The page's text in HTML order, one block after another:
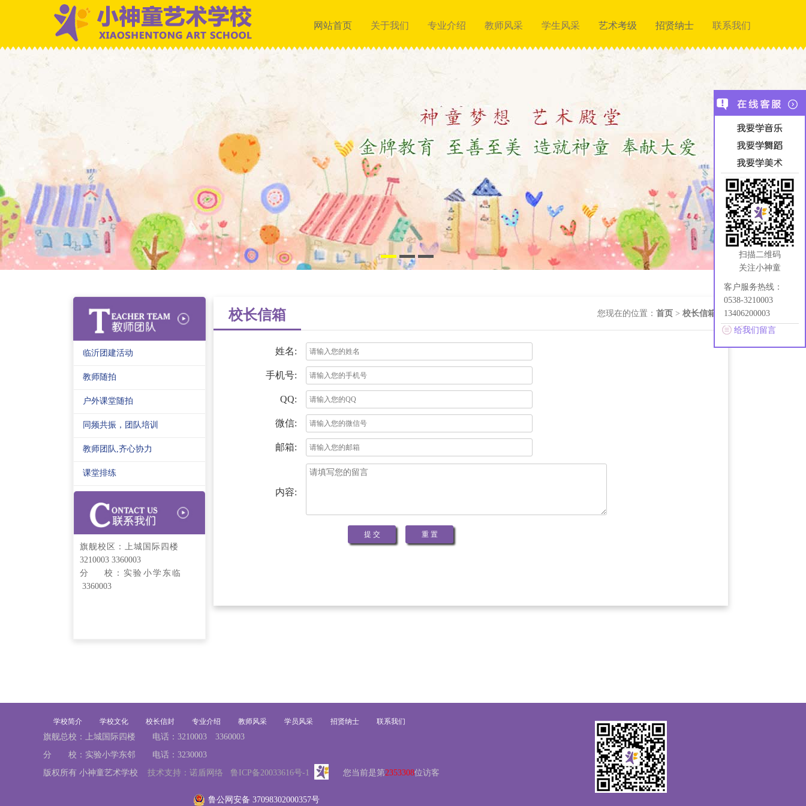
网站首页 关于我们 专业介绍 教师风采 学生风采 艺术考级 招贤纳士 联系我们
临沂团建活动
教师随拍
户外课堂随拍
同频共振，团队培训
教师团队,齐心协力
课堂排练
旗舰校区：上城国际四楼
3210003 3360003
分 校：实验小学东临
3360003
校长信箱 您现在的位置：首页 >校长信箱
姓名:
手机号:
QQ:
微信:
邮箱:
内容:
学校简介 学校文化 校长信封 专业介绍 教师风采 学员风采 招贤纳士 联系我们
旗舰总校：上城国际四楼 电话：3210003 3360003
分 校：实验小学东邻 电话：3230003
版权所有 小神童艺术学校 技术支持：诺盾网络 鲁ICP备20033616号-1 您当前是第2353308位访客
鲁公网安备 37098302000357号
扫描二维码
关注小神童
客户服务热线：
0538-3210003
13406200003
给我们留言